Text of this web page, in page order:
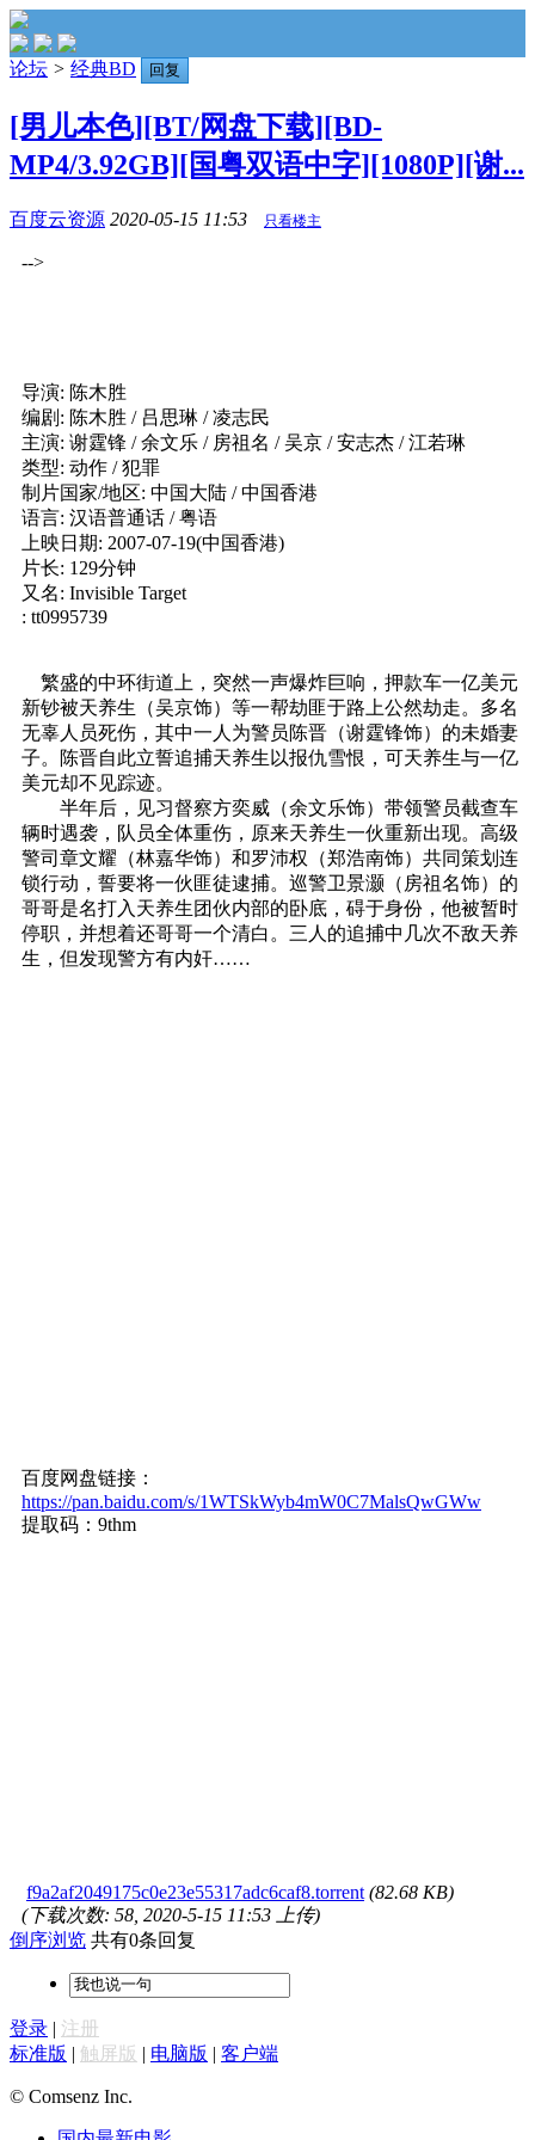
论坛 > 经典BD 回复
[男儿本色][BT/网盘下载][BD-
MP4/3.92GB][国粤双语中字][1080P][谢...
百度云资源 2020-05-15 11:53 只看楼主
-->
导演: 陈木胜
编剧: 陈木胜 / 吕思琳 / 凌志民
主演: 谢霆锋 / 余文乐 / 房祖名 / 吴京 / 安志杰 / 江若琳
类型: 动作 / 犯罪
制片国家/地区: 中国大陆 / 中国香港
语言: 汉语普通话 / 粤语
上映日期: 2007-07-19(中国香港)
片长: 129分钟
又名: Invisible Target
: tt0995739
繁盛的中环街道上，突然一声爆炸巨响，押款车一亿美元
新钞被天养生（吴京饰）等一帮劫匪于路上公然劫走。多名
无辜人员死伤，其中一人为警员陈晋（谢霆锋饰）的未婚妻
子。陈晋自此立誓追捕天养生以报仇雪恨，可天养生与一亿
美元却不见踪迹。
半年后，见习督察方奕威（余文乐饰）带领警员截查车
辆时遇袭，队员全体重伤，原来天养生一伙重新出现。高级
警司章文耀（林嘉华饰）和罗沛权（郑浩南饰）共同策划连
锁行动，誓要将一伙匪徒逮捕。巡警卫景灏（房祖名饰）的
哥哥是名打入天养生团伙内部的卧底，碍于身份，他被暂时
停职，并想着还哥哥一个清白。三人的追捕中几次不敌天养
生，但发现警方有内奸……
百度网盘链接：
https://pan.baidu.com/s/1WTSkWyb4mW0C7MalsQwGWw
提取码：9thm
f9a2af2049175c0e23e55317adc6caf8.torrent (82.68 KB)
(下载次数: 58, 2020-5-15 11:53 上传)
倒序浏览 共有0条回复
登录 | 注册
标准版 | 触屏版 | 电脑版 | 客户端
© Comsenz Inc.